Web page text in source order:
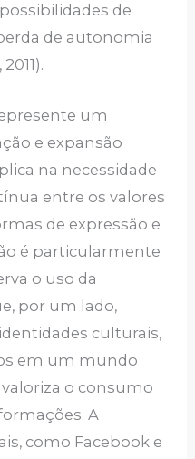
de
de autonomia
um
e expansão
na necessidade
entre os valores
de expressão e
é particularmente
o uso da
por um lado,
culturais,
em um mundo
o consumo
A
como Facebook e